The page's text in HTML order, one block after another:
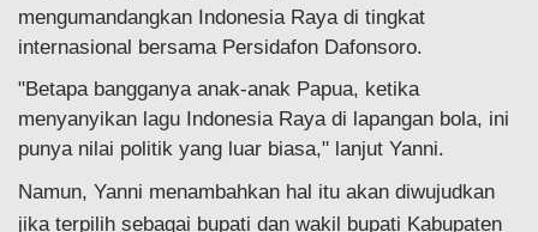
mengumandangkan Indonesia Raya di tingkat
internasional bersama Persidafon Dafonsoro.
"Betapa bangganya anak-anak Papua, ketika
menyanyikan lagu Indonesia Raya di lapangan bola, ini
punya nilai politik yang luar biasa," lanjut Yanni.
Namun, Yanni menambahkan hal itu akan diwujudkan
jika terpilih sebagai bupati dan wakil bupati Kabupaten